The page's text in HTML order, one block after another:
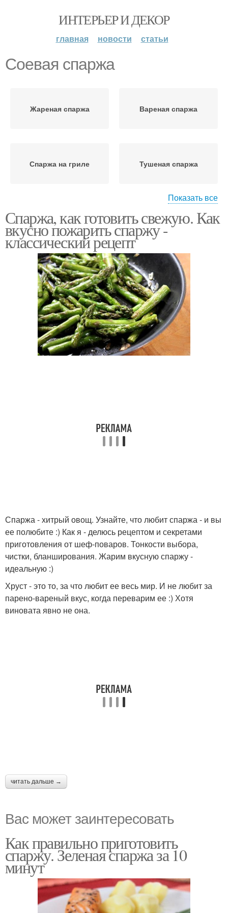
ИНТЕРЬЕР И ДЕКОР
главная новости статьи
Соевая спаржа
Жареная спаржа Вареная спаржа
Спаржа на гриле Тушеная спаржа
Запеченная спаржа Омлет со спаржей
Спаржа с овощами Спаржи в зависимости
Спаржа в духовке Вкусная спаржа
Показать все
Спаржа, как готовить свежую. Как
вкусно пожарить спаржу -
классический рецепт
Спаржа - хитрый овощ. Узнайте, что любит спаржа - и вы
ее полюбите :) Как я - делюсь рецептом и секретами
приготовления от шеф-поваров. Тонкости выбора,
чистки, бланширования. Жарим вкусную спаржу -
идеальную :)
Хруст - это то, за что любит ее весь мир. И не любит за
парено-вареный вкус, когда переварим ее :) Хотя
виновата явно не она.
читать дальше →
Вас может заинтересовать
Как правильно приготовить
спаржу. Зеленая спаржа за 10
минут